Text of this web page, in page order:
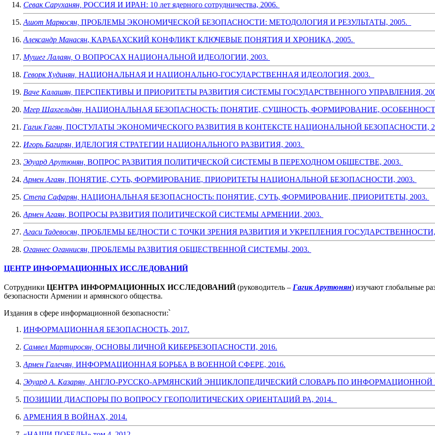
Севак Саруханян, РОССИЯ И ИРАН: 10 лет ядерного cотрудничества, 2006.
Ашот Маркосян, ПРОБЛЕМЫ ЭКОНОМИЧЕСКОЙ БЕЗОПАСНОСТИ: МЕТОДОЛОГИЯ И РЕЗУЛЬТАТЫ, 2005.
Александр Манасян, КАРАБАХСКИЙ КОНФЛИКТ КЛЮЧЕВЫЕ ПОНЯТИЯ И ХРОНИКА, 2005.
Мушег Лалаян, О ВОПРОСАХ НАЦИОНАЛЬНОЙ ИДЕОЛОГИИ, 2003.
Геворк Худинян, НАЦИОНАЛЬНАЯ И НАЦИОНАЛЬНО-ГОСУДАРСТВЕННАЯ ИДЕОЛОГИЯ, 2003.
Ваче Калашян, ПЕРСПЕКТИВЫ И ПРИОРИТЕТЫ РАЗВИТИЯ СИСТЕМЫ ГОСУДАРСТВЕННОГО УПРАВЛЕНИЯ,
Мгер Шахгельдян, НАЦИОНАЛЬНАЯ БЕЗОПАСНОСТЬ: ПОНЯТИЕ, СУЩНОСТЬ, ФОРМИРОВАНИЕ,
Гагик Гагян, ПОСТУЛАТЫ ЭКОНОМИЧЕСКОГО РАЗВИТИЯ В КОНТЕКСТЕ НАЦИОНАЛЬНОЙ БЕЗОПАСНОСТИ,
Игорь Багирян, ИДЕЛОГИЯ СТРАТЕГИИ НАЦИОНАЛЬНОГО РАЗВИТИЯ, 2003.
Эдуард Арутюнян, ВОПРОС РАЗВИТИЯ ПОЛИТИЧЕСКОЙ СИСТЕМЫ В ПЕРЕХОДНОМ ОБЩЕСТВЕ, 2003.
Армен Агаян, ПОНЯТИЕ, СУТЬ, ФОРМИРОВАНИЕ, ПРИОРИТЕТЫ НАЦИОНАЛЬНОЙ БЕЗОПАСНОСТИ, 2003.
Степа Сафарян, НАЦИОНАЛЬНАЯ БЕЗОПАСНОСТЬ: ПОНЯТИЕ, СУТЬ, ФОРМИРОВАНИЕ, ПРИОРИТЕТЫ, 2003.
Армен Агаян, ВОПРОСЫ РАЗВИТИЯ ПОЛИТИЧЕСКОЙ СИСТЕМЫ АРМЕНИИ, 2003.
Агаси Тадевосян, ПРОБЛЕМЫ БЕДНОСТИ С ТОЧКИ ЗРЕНИЯ РАЗВИТИЯ И УКРЕПЛЕНИЯ ГОСУДАРСТВЕННОСТИ,
Оганнес Оганнисян, ПРОБЛЕМЫ РАЗВИТИЯ ОБЩЕСТВЕННОЙ СИСТЕМЫ, 2003.
ЦЕНТР ИНФОРМАЦИОННЫХ ИССЛЕДОВАНИЙ
Сотрудники ЦЕНТРА ИНФОРМАЦИОННЫХ ИССЛЕДОВАНИЙ(руководитель – Гагик Арутюнян) изучают глобальные
безопасности Армении и армянского общества.
Издания в сфере информационной безопасности:՝
ИНФОРМАЦИОННАЯ БЕЗОПАСНОСТЬ, 2017.
Самвел Мартиросян, ОСНОВЫ ЛИЧНОЙ КИБЕРБЕЗОПАСНОСТИ, 2016.
Армен Галечян, ИНФОРМАЦИОННАЯ БОРЬБА В ВОЕННОЙ СФЕРЕ, 2016.
Эдуард А. Казарян, АНГЛО-РУССКО-АРМЯНСКИЙ ЭНЦИКЛОПЕДИЧЕСКИЙ СЛОВАРЬ ПО ИНФОРМАЦИОННОЙ
ПОЗИЦИИ ДИАСПОРЫ ПО ВОПРОСУ ГЕОПОЛИТИЧЕСКИХ ОРИЕНТАЦИЙ РА, 2014.
АРМЕНИЯ В ВОЙНАХ, 2014.